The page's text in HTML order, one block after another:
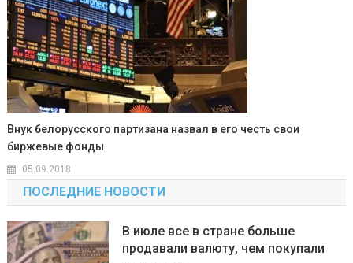
Внук белорусского партизана назвал в его честь свои
биржевые фонды
05.09.2018
ПОСЛЕДНИЕ НОВОСТИ
В июле все в стране больше
продавали валюту, чем покупали